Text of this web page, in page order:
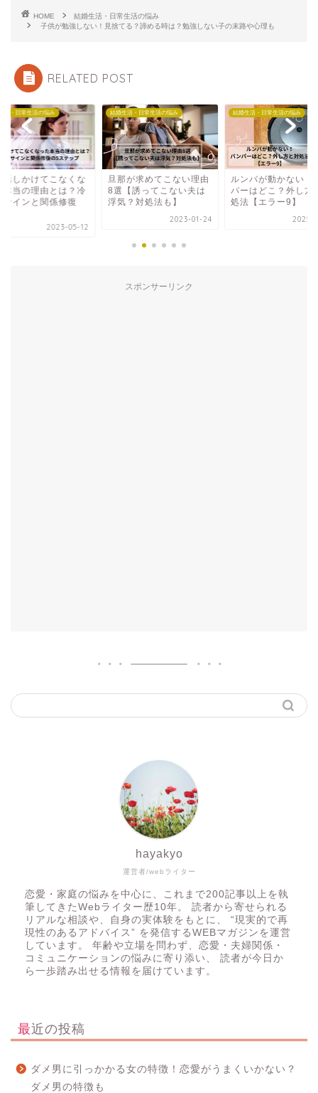
HOME
結婚生活・日常生活の悩み
子供が勉強しない！見捨てる？諦める時は？勉強しない子の末路や心理も
RELATED POST
活・日常生活の悩み
話しかけてこなくな
本当の理由とは？冷
サインと関係修復
2023-05-12
結婚生活・日常生活の悩み
旦那が求めてこない理由
8選【誘ってこない夫は
浮気？対処法も】
2023-01-24
結婚生活・日常生活の悩み
ルンバが動かない！
パーはどこ？外し方
処法【エラー9】
2025-
スポンサーリンク
運営者/webライター
hayakyo
恋愛・家庭の悩みを中心に、これまで200記事以上を執
筆してきたWebライター歴10年。 読者から寄せられる
リアルな相談や、自身の実体験をもとに、 “現実的で再
現性のあるアドバイス” を発信するWEBマガジンを運営
しています。 年齢や立場を問わず、恋愛・夫婦関係・
コミュニケーションの悩みに寄り添い、 読者が今日か
ら一歩踏み出せる情報を届けています。
最近の投稿
ダメ男に引っかかる女の特徴！恋愛がうまくいかない？
ダメ男の特徴も